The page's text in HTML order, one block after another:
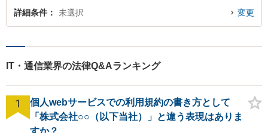
詳細条件 未選択 変更
IT・通信業界の法律Q&Aランキング
1
個人webサービスでの利用規約の書き方として
「株式会社○○（以下当社）」と違う表現はありま
すか？